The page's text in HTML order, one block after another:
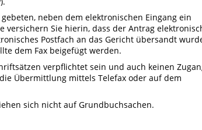
neben dem elektronischen Eingang ein
versichern Sie hierin, dass der Antrag
Postfach an das Gericht übersandt
dem Fax beigefügt werden.
verpflichtet sein und auch keinen
Übermittlung mittels Telefax oder auf dem
sich nicht auf Grundbuchsachen.